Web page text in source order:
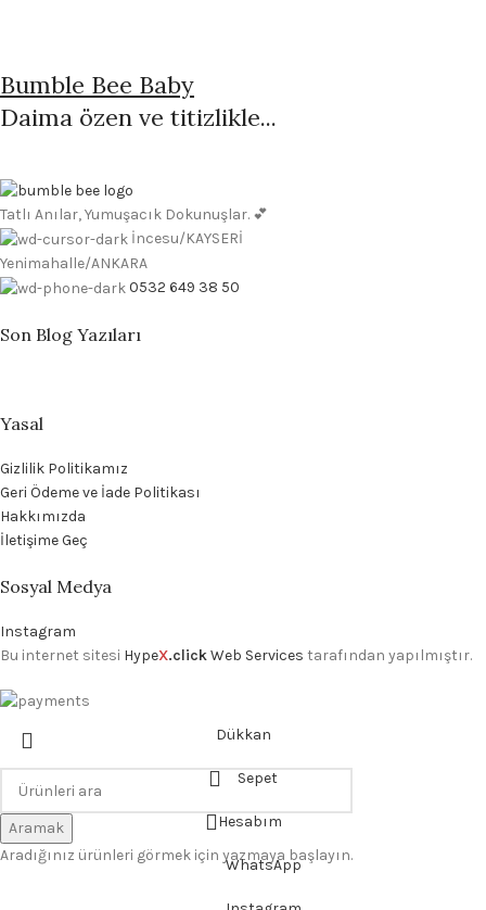
Bumble Bee Baby
Daima özen ve titizlikle...
Tatlı Anılar, Yumuşacık Dokunuşlar. 💕
İncesu/KAYSERİ
Yenimahalle/ANKARA
0532 649 38 50
Son Blog Yazıları
Yasal
Gizlilik Politikamız
Geri Ödeme ve İade Politikası
Hakkımızda
İletişime Geç
Sosyal Medya
Instagram
Bu internet sitesi HypeX.clickWeb Services tarafından yapılmıştır.
Aramak
Aradığınız ürünleri görmek için yazmaya başlayın.
Dükkan
Sepet
Hesabım
WhatsApp